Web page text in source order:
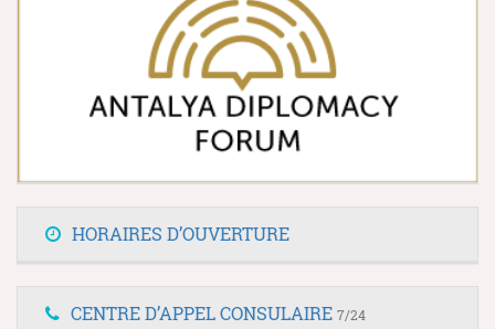
HORAIRES D’OUVERTURE
CENTRE D’APPEL CONSULAIRE 7/24